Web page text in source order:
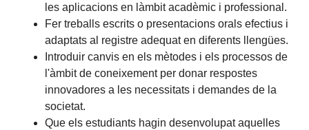
les aplicacions en làmbit acadèmic i professional.
Fer treballs escrits o presentacions orals efectius i
adaptats al registre adequat en diferents llengües.
Introduir canvis en els mètodes i els processos de
l'àmbit de coneixement per donar respostes
innovadores a les necessitats i demandes de la
societat.
Que els estudiants hagin desenvolupat aquelles